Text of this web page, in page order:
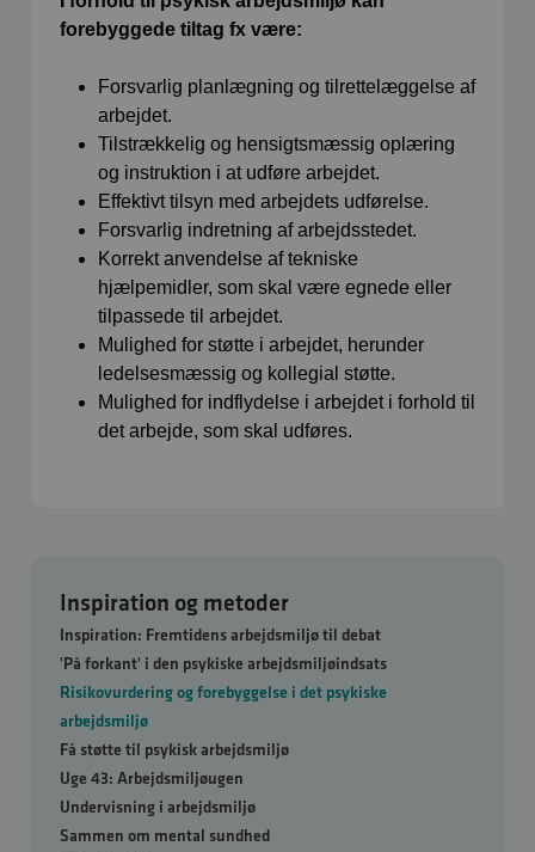
Inspiration og metoder
Inspiration: Fremtidens arbejdsmiljø til debat
'På forkant' i den psykiske arbejdsmiljøindsats
Risikovurdering og forebyggelse i det psykiske
arbejdsmiljø
Få støtte til psykisk arbejdsmiljø
Uge 43: Arbejdsmiljøugen
Undervisning i arbejdsmiljø
Sammen om mental sundhed
forebyggede tiltag fx være:
Forsvarlig planlægning og tilrettelæggelse af
arbejdet.
Tilstrækkelig og hensigtsmæssig oplæring
og instruktion i at udføre arbejdet.
Effektivt tilsyn med arbejdets udførelse.
Forsvarlig indretning af arbejdsstedet.
Korrekt anvendelse af tekniske
hjælpemidler, som skal være egnede eller
tilpassede til arbejdet.
Mulighed for støtte i arbejdet, herunder
ledelsesmæssig og kollegial støtte.
Mulighed for indflydelse i arbejdet i forhold til
det arbejde, som skal udføres.